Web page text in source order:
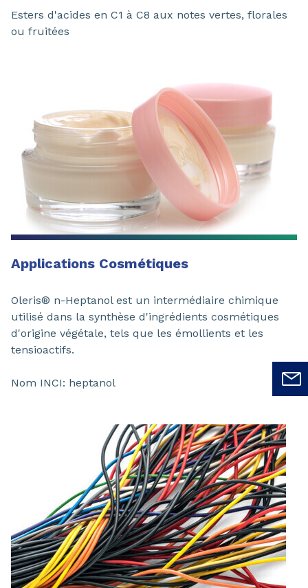
Esters d'acides en C1 à C8 aux notes vertes, florales
ou fruitées
Applications Cosmétiques
Oleris® n-Heptanol est un intermédiaire chimique
utilisé dans la synthèse d'ingrédients cosmétiques
d'origine végétale, tels que les émollients et les
tensioactifs.
Nom INCI: heptanol